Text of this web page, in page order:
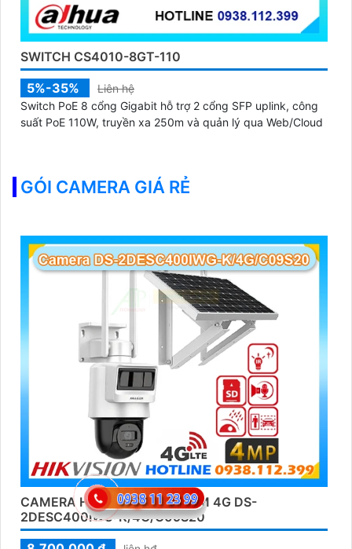
SWITCH CS4010-8GT-110
5%-35%
Liên hệ
Switch PoE 8 cổng Gigabit hỗ trợ 2 cổng SFP uplink, công
suất PoE 110W, truyền xa 250m và quản lý qua Web/Cloud
GÓI CAMERA GIÁ RẺ
CAMERA HIKVISION DUNG SIM 4G DS-
2DESC400IWG-K/4G/C09S20